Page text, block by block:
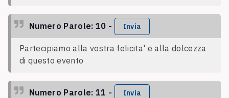
Numero Parole: 10 - Invia
Partecipiamo alla vostra felicita' e alla dolcezza
di questo evento
Numero Parole: 11 - Invia